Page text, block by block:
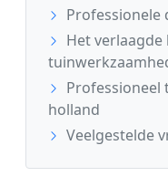
Professionele
Het
holland
Veelgestelde